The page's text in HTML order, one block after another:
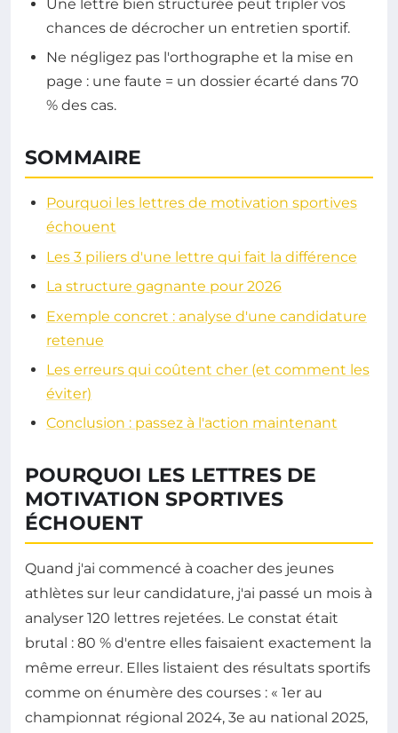
Une lettre bien structurée peut tripler vos
chances de décrocher un entretien sportif.
Ne négligez pas l'orthographe et la mise en
page : une faute = un dossier écarté dans 70
% des cas.
SOMMAIRE
Pourquoi les lettres de motivation sportives
échouent
Les 3 piliers d'une lettre qui fait la différence
La structure gagnante pour 2026
Exemple concret : analyse d'une candidature
retenue
Les erreurs qui coûtent cher (et comment les
éviter)
Conclusion : passez à l'action maintenant
POURQUOI LES LETTRES DE
MOTIVATION SPORTIVES
ÉCHOUENT
Quand j'ai commencé à coacher des jeunes
athlètes sur leur candidature, j'ai passé un mois à
analyser 120 lettres rejetées. Le constat était
brutal : 80 % d'entre elles faisaient exactement la
même erreur. Elles listaient des résultats sportifs
comme on énumère des courses : « 1er au
championnat régional 2024, 3e au national 2025,